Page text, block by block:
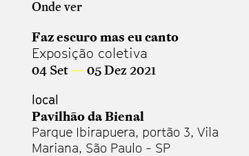
Onde ver
Faz escuro mas eu canto
Exposição coletiva
04 Set—05 Dez 2021
local
Pavilhão da Bienal
Parque Ibirapuera, portão 3, Vila
Mariana, São Paulo - SP